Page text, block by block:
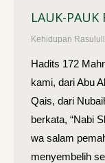
LAUK-PAUK
Kehidupan
Hadits 172
kami, dari Abu
Qais, dari
berkata, “Nabi
wa salam
menyembelih